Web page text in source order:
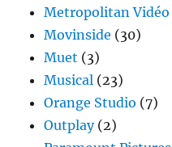
Metropolitan Vidéo
Movinside (30)
Muet (3)
Musical (23)
Orange Studio (7)
Outplay(2)